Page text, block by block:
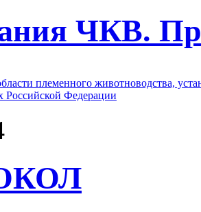
ЧКВ.
племенного животноводства,
Российской Федерации